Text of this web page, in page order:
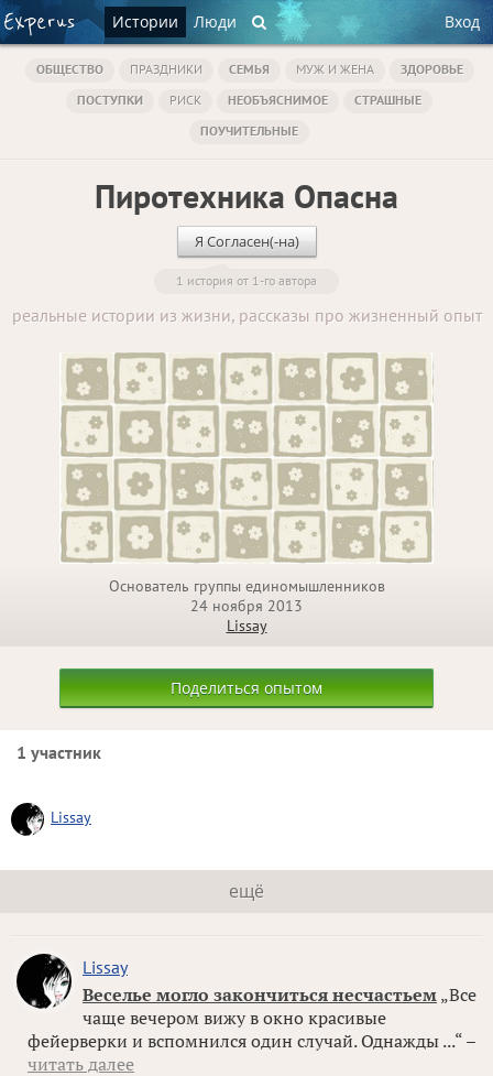
Истории Люди Вход
ОБЩЕСТВО ПРАЗДНИКИ СЕМЬЯ МУЖ И ЖЕНА
ЗДОРОВЬЕ
ПОСТУПКИ
РИСК НЕОБЪЯСНИМОЕ
СТРАШНЫЕ
ПОУЧИТЕЛЬНЫЕ
Пиротехника Опасна
Я Согласен(-на)
1 история от 1-го автора
реальные истории из жизни, рассказы про жизненный опыт
Основатель группы единомышленников
24 ноября 2013
Lissay
Поделиться опытом
1 участник
Lissay
ещё
Lissay
Веселье могло закончиться несчастьем „Все
чаще вечером вижу в окно красивые
фейерверки и вспомнился один случай. Однажды ...“ –
читать далее